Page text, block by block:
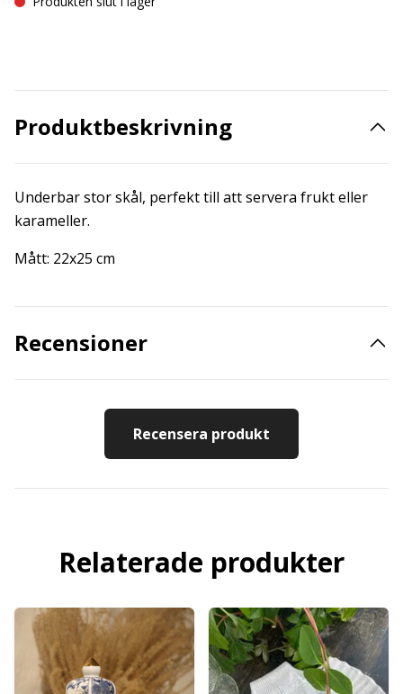
Produktbeskrivning
Underbar stor skål, perfekt till att servera frukt eller
karameller.
Mått: 22x25 cm
Recensioner
Recensera produkt
Relaterade produkter